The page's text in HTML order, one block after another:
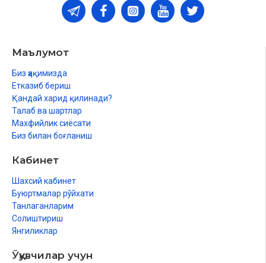
Маълумот
Биз ҳақимизда
Етказиб бериш
Қандай харид қилинади?
Талаб ва шартлар
Махфийлик сиёсати
Биз билан боғланиш
Кабинет
Шахсий кабинет
Буюртмалар рўйхати
Танлаганларим
Солиштириш
Янгиликлар
Ўқувчилар учун